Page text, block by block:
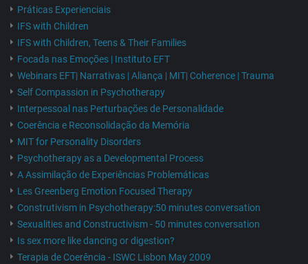
Práticas Experienciais
IFS with Children
IFS with Children, Teens & Their Families
Focada nas Emoções | Instituto EFT
Webinars EFT| Narrativas | Aliança | MIT| Coherence | Trauma
Self Compassion in Psychotherapy
Interpessoal nas Perturbações de Personalidade
Coerência e Reconsolidação da Memória
MIT for Personality Disorders
Psychotherapy as a Developmental Process
A Assimilação de Experiências Problemáticas
Les Greenberg Emotion Focused Therapy
Construtivism in Psychotherapy:50 minutes conversation
Sexualities and Constructivism - 50 minutes conversation
Is sex more like dancing or digestion?
Terapia de Coerência - ISWC Lisbon May 2009